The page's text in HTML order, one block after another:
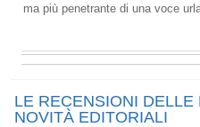
ma più penetrante di una voce
LE RECENSIONI DELLE
NOVITÀ EDITORIALI